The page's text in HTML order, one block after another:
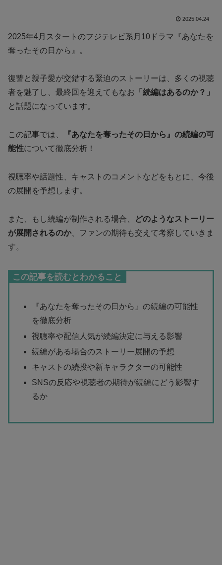
2025.04.24
2025年4月スタートのフジテレビ系月10ドラマ『あなたを
奪ったその日から』。
復讐と親子愛が交錯する緊迫のストーリーは、多くの視聴
者を魅了し、最終回を迎えてもなお 「続編はあるのか？」
と話題になっています。
この記事では、
『あなたを奪ったその日から』の続編の可
能性について徹底分析！
視聴率や話題性、キャストのコメントなどをもとに、今後
の展開を予想します。
また、もし続編が制作される場合、
どのようなストーリー
が展開されるのか 、ファンの期待も交えて考察していきま
す。
この記事を読むとわかること
『あなたを奪ったその日から』の続編の可能性
を徹底分析
視聴率や配信人気が続編決定に与える影響
続編がある場合のストーリー展開の予想
キャストの続投や新キャラクターの可能性
SNSの反応や視聴者の期待が続編にどう影響す
るか